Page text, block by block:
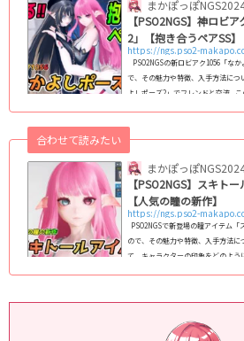
まかぽっぽNGS
【PSO2NGS】神ロビ
2」【抱き合うペアSS】
https://ngs.pso2-
PSO2NGSの新ロビアク1056「な
で、その魅力や特徴、入手方法に
よしポーズ2」でフレンドと交流 こ
く過ごしましょう。 ロビアク
の位置調整は大変
まかぽっぽNGS
合わせて読みたい
【PSO2NGS】スキト
【人気の瞳の新作】
https://ngs.pso2-
PSO2NGSで新登場の瞳アイテム
ので、その魅力や特徴、入手方法
て、キャラクターの印象をどのよう
スキトール系瞳の印象は残しなが